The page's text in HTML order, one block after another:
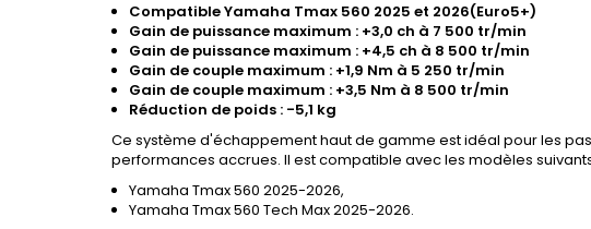
Compatible Yamaha Tmax 560 2025 et 2026(Euro5+)
Gain de puissance maximum : +3,0 ch à 7 500 tr/min
Gain de puissance maximum : +4,5 ch à 8 500 tr/min
Gain de couple maximum : +1,9 Nm à 5 250 tr/min
Gain de couple maximum : +3,5 Nm à 8 500 tr/min
Réduction de poids : -5,1 kg
Ce système d'échappement haut de gamme est idéal pour les
performances accrues. Il est compatible avec les modèles
Yamaha Tmax 560 2025-2026,
Yamaha Tmax 560 Tech Max 2025-2026.